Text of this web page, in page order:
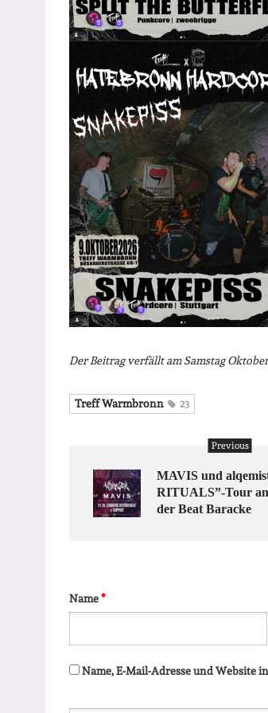
Der Beitrag verfällt am Samstag
Treff Warmbronn 23
Previous
MAVIS und
RITUALS”-Tour
der Beat Baracke
Name*
Name, E-Mail-Adresse und Website